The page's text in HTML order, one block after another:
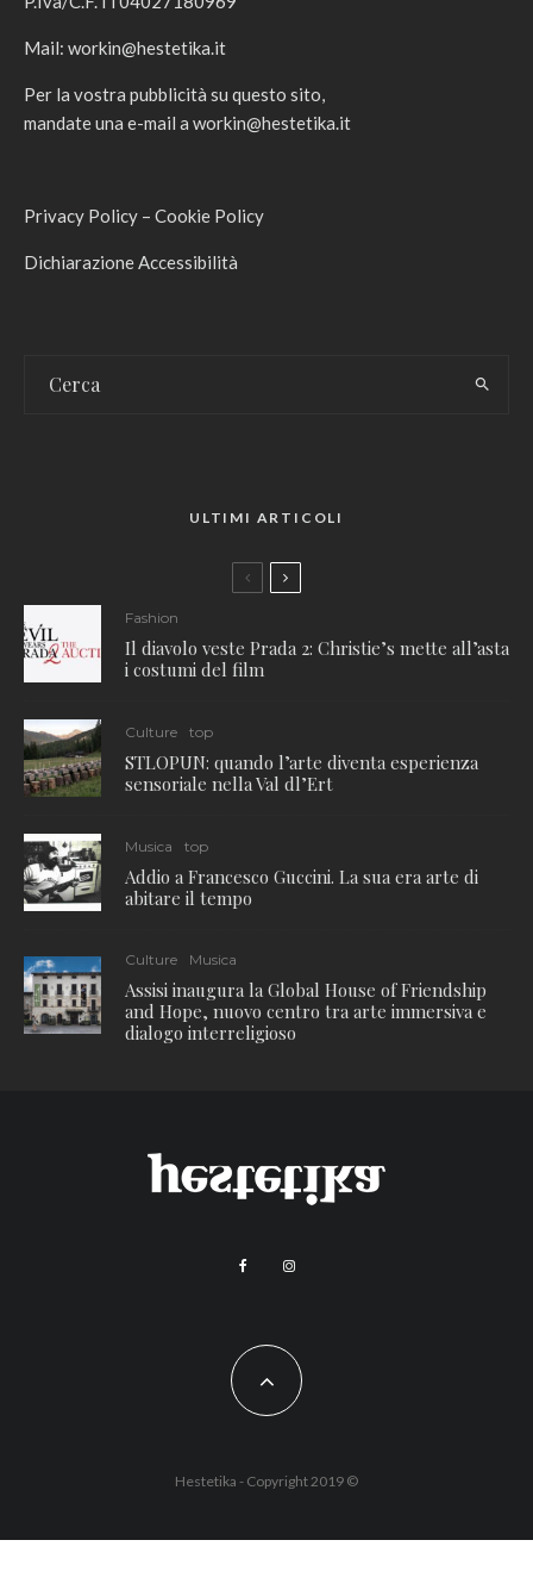
Mail: workin@hestetika.it
Per la vostra pubblicità su questo sito,
mandate una e-mail a workin@hestetika.it
Privacy Policy – Cookie Policy
Dichiarazione Accessibilità
ULTIMI ARTICOLI
Fashion
Il diavolo veste Prada 2: Christie’s mette all’asta
i costumi del film
Culture top
STLOPUN: quando l’arte diventa esperienza
sensoriale nella Val dl’Ert
Musica top
Addio a Francesco Guccini. La sua era arte di
abitare il tempo
Culture Musica
Assisi inaugura la Global House of Friendship
and Hope, nuovo centro tra arte immersiva e
dialogo interreligioso
Hestetika - Copyright 2019 ©